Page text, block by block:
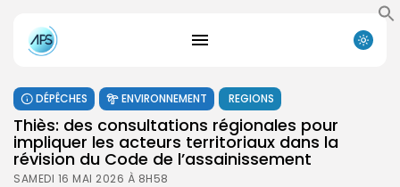
DÉPÊCHES ENVIRONNEMENT REGIONS
Thiès: des consultations régionales pour
impliquer les acteurs territoriaux dans la
révision du Code de l’assainissement
SAMEDI 16 MAI 2026 À 8H58